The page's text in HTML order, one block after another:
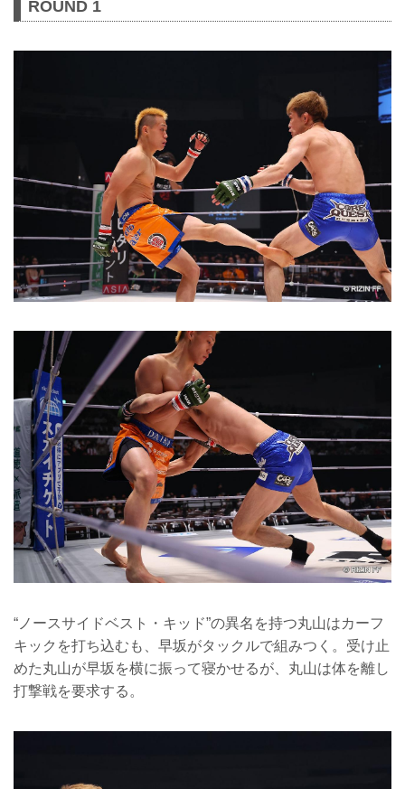
ROUND 1
“ノースサイドベスト・キッド”の異名を持つ丸山はカーフ
キックを打ち込むも、早坂がタックルで組みつく。受け止
めた丸山が早坂を横に振って寝かせるが、丸山は体を離し
打撃戦を要求する。